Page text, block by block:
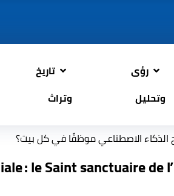
رؤى
وتحليل
تاريخ
وتراث
موظفًا في كل بيت؟
: le Saint sanctuaire